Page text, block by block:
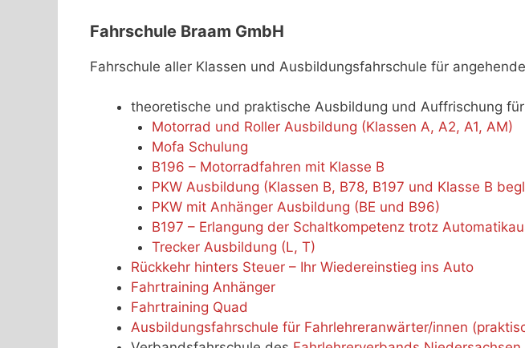
Fahrschule Braam GmbH
Fahrschule aller Klassen und Ausbildungsfahrschule für
theoretische und praktische Ausbildung und Auffrischung für
Motorrad und Roller Ausbildung (Klassen A, A2, A1, AM)
Mofa Schulung
B196 – Motorradfahren mit Klasse B
PKW Ausbildung (Klassen B, B78, B197 und Klasse B
PKW mit Anhänger Ausbildung (BE und B96)
B197 – Erlangung der Schaltkompetenz trotz
Trecker Ausbildung (L, T)
Rückkehr hinters Steuer – Ihr Wiedereinstieg ins Auto
Fahrtraining Anhänger
Fahrtraining Quad
Ausbildungsfahrschule für Fahrlehreranwärter/innen